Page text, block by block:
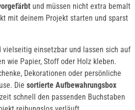
und müssen nicht extra bemalt
mit deinem Projekt starten und sparst
vielseitig einsetzbar und lassen sich auf
wie Papier, Stoff oder Holz kleben.
Dekorationen oder persönliche
Die sortierte Aufbewahrungsbox
schnell den passenden Buchstaben